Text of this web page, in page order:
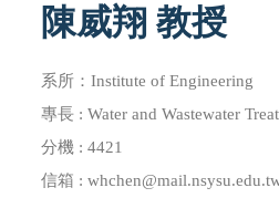
陳威翔 教授
系所：Institute of Engineering
專長 : Water and Wastewater
分機 : 4421
信箱 :